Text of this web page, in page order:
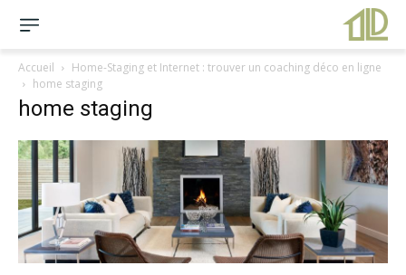
Accueil
Home-Staging et Internet : trouver un coaching déco en ligne
home staging
home staging